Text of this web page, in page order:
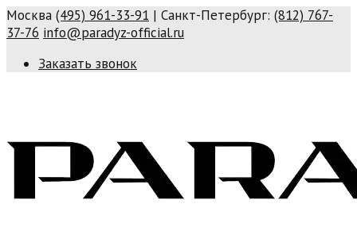
Москва (495) 961-33-91 | Санкт-Петербург: (812) 767-
37-76 info@paradyz-official.ru
Заказать звонок